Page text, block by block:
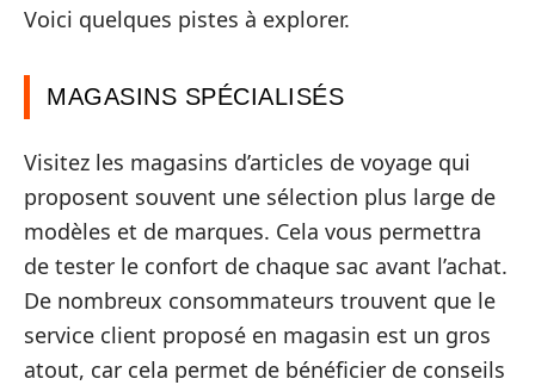
Voici quelques pistes à explorer.
MAGASINS SPÉCIALISÉS
Visitez les magasins d’articles de voyage qui
proposent souvent une sélection plus large de
modèles et de marques. Cela vous permettra
de tester le confort de chaque sac avant l’achat.
De nombreux consommateurs trouvent que le
service client proposé en magasin est un gros
atout, car cela permet de bénéficier de conseils